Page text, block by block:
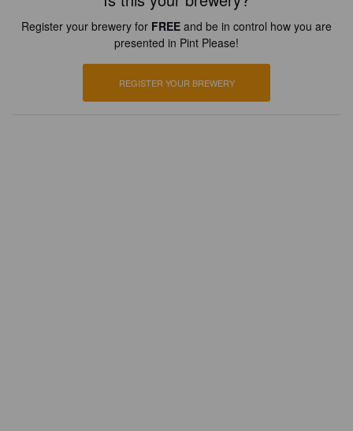
Register your brewery for FREE and be in control how you are
presented in Pint Please!
REGISTER YOUR BREWERY